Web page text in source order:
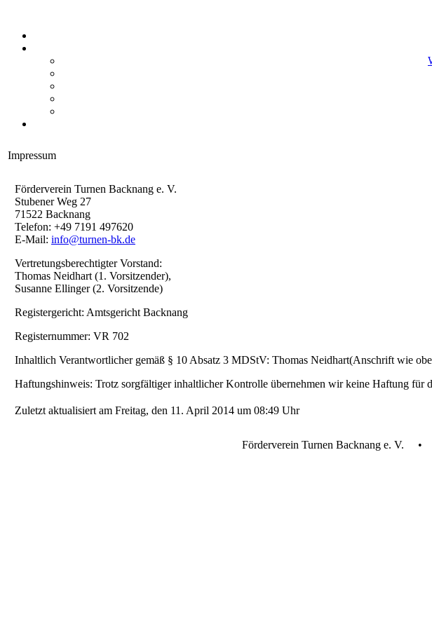
Impressum
Förderverein Turnen Backnang e. V.
Stubener Weg 27
71522 Backnang
Telefon: +49 7191 497620
E-Mail: info@turnen-bk.de
Vertretungsberechtigter Vorstand:
Thomas Neidhart (1. Vorsitzender),
Susanne Ellinger (2. Vorsitzende)
Registergericht: Amtsgericht Backnang
Registernummer: VR 702
Inhaltlich Verantwortlicher gemäß § 10 Absatz 3 MDStV: Thomas Neidhart(Anschrift wie
Haftungshinweis: Trotz sorgfältiger inhaltlicher Kontrolle übernehmen wir keine Haftung für
Zuletzt aktualisiert am Freitag, den 11. April 2014 um 08:49 Uhr
Förderverein Turnen Backnang e. V. •